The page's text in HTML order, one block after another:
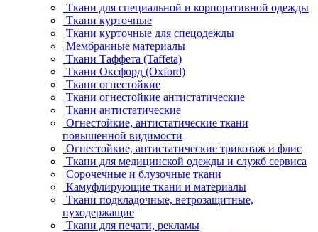
Ткани для специальной и корпоративной одежды
Ткани курточные
Ткани курточные для спецодежды
Мембранные материалы
Ткани Таффета (Taffeta)
Ткани Оксфорд (Oxford)
Ткани огнестойкие
Ткани огнестойкие антистатические
Ткани антистатические
Огнестойкие, антистатические ткани
повышенной видимости
Огнестойкие, антистатические трикотаж и флис
Ткани для медицинской одежды и служб сервиса
Сорочечные и блузочные ткани
Камуфлирующие ткани и материалы
Ткани подкладочные, ветрозащитные,
пуходержащие
Ткани для печати, рекламы